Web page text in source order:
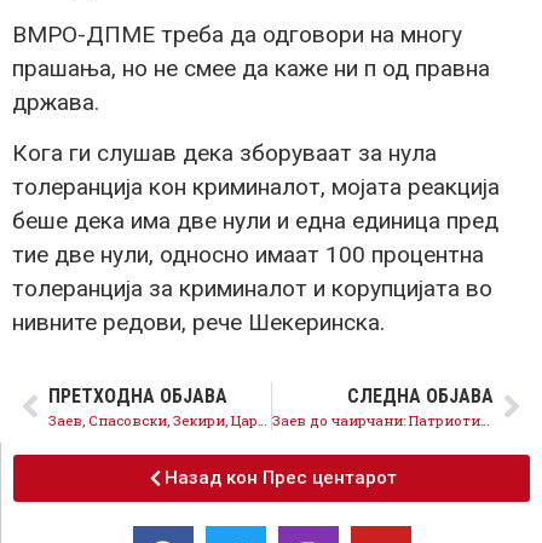
ВМРО-ДПМЕ треба да одговори на многу
прашања, но не смее да каже ни п од правна
држава.
Кога ги слушав дека зборуваат за нула
толеранција кон криминалот, мојата реакција
беше дека има две нули и една единица пред
тие две нули, односно имаат 100 процентна
толеранција за криминалот и корупцијата во
нивните редови, рече Шекеринска.
ПРЕТХОДНА ОБЈАВА СЛЕДНА ОБЈАВА
Заев до чаирчани: Патриотизам е да се крева економскиот стандард на граѓаните, патриотизам е младите луѓе да останат и да градат живот дома!
Назад кон Прес центарот